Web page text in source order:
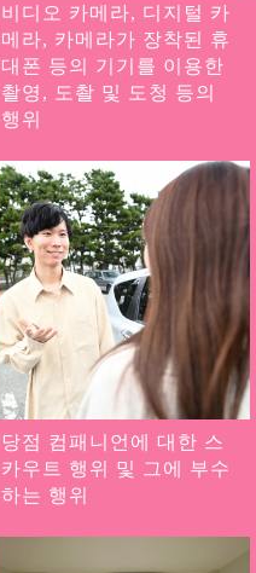
비디오 카메라, 디지털 카
메라, 카메라가 장착된 휴
대폰 등의 기기를 이용한
촬영, 도촬 및 도청 등의
행위
당점 컴패니언에 대한 스
카우트 행위 및 그에 부수
하는 행위